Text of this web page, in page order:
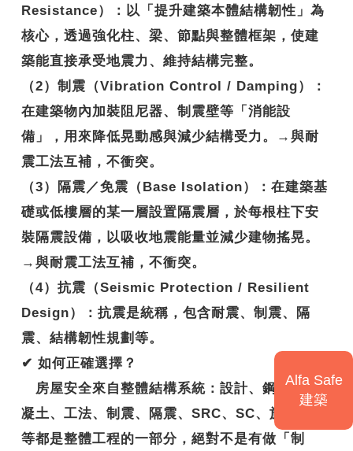
Resistance）：以「提升建築本體結構韌性」為
核心，透過強化柱、梁、節點與整體框架，使建
築能直接承受地震力、維持結構完整。
（2）制震（Vibration Control / Damping）：
在建築物內加裝阻尼器、制震壁等「消能設
備」，用來降低晃動感與減少結構受力。→與耐
震工法互補，不衝突。
（3）隔震／免震（Base Isolation）：在建築基
礎或低樓層的某一層設置隔震層，於每根柱下安
裝隔震設備，以吸收地震能量並減少建物搖晃。
→與耐震工法互補，不衝突。
（4）抗震（Seismic Protection / Resilient
Design）：抗震是統稱，包含耐震、制震、隔
震、結構韌性規劃等。
✔ 如何正確選擇？
房屋安全來自整體結構系統：設計、鋼筋、混
凝土、工法、制震、隔震、SRC、SC、施工技術
等都是整體工程的一部分，絕對不是有做「制
Alfa Safe
建築